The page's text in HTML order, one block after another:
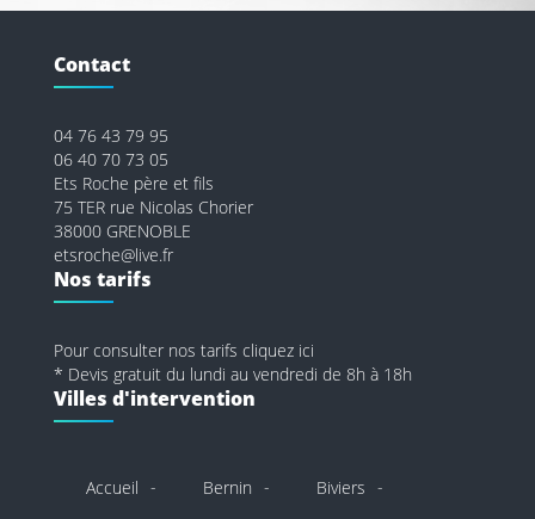
Contact
04 76 43 79 95
06 40 70 73 05
Ets Roche père et fils
75 TER rue Nicolas Chorier
38000 GRENOBLE
etsroche@live.fr
Nos tarifs
Pour consulter nos tarifs cliquez ici
* Devis gratuit du lundi au vendredi de 8h à 18h
Villes d'intervention
Accueil Bernin Biviers